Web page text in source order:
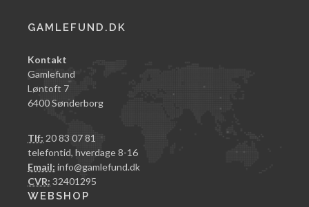
GAMLEFUND.DK
Kontakt
Gamlefund
Løntoft 7
6400 Sønderborg
Tlf: 20 83 07 81
telefontid, hverdage 8-16
Email: info@gamlefund.dk
CVR: 32401295
WEBSHOP